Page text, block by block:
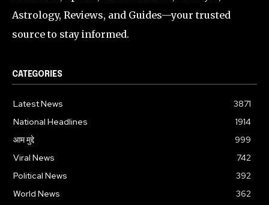
Astrology, Reviews, and Guides—your trusted
source to stay informed.
CATEGORIES
Latest News
3871
National Headlines
1914
आम मुद्दे
999
Viral News
742
Political News
392
World News
362